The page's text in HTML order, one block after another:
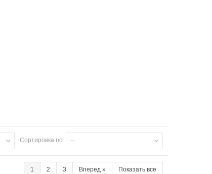
Сортировка по --
1 2 3 Вперед » Показать все